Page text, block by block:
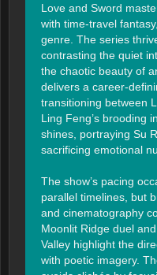
Love and Sword
with time-travel
genre. The series
contrasting the quiet
the chaotic beauty of
delivers a career-
transitioning between
Ling Feng’s brooding
shines, portraying Su
sacrificing emotional
The show’s pacing
parallel timelines, but
and cinematography
Moonlit Ridge duel
Valley highlight the
with poetic imagery.